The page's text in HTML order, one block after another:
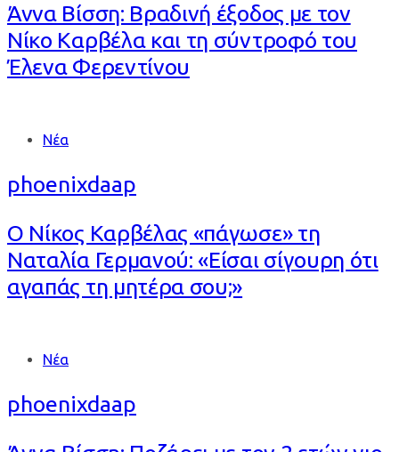
Άννα Βίσση: Βραδινή έξοδος με τον
Νίκο Καρβέλα και τη σύντροφό του
Έλενα Φερεντίνου
Tags Νέα
phoenixdaap
Ο Νίκος Καρβέλας «πάγωσε» τη
Ναταλία Γερμανού: «Είσαι σίγουρη ότι
αγαπάς τη μητέρα σου;»
Tags Νέα
phoenixdaap